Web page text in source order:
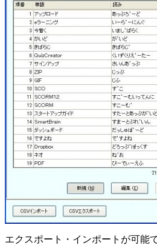
エクスポート・インポートが可能で